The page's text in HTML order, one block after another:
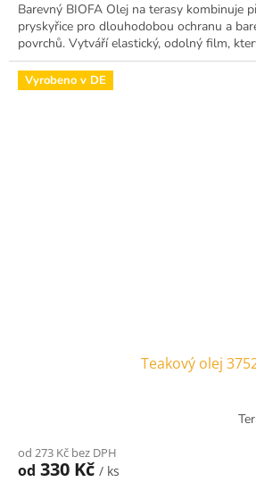
Barevný BIOFA Olej na terasy kombinuje
pryskyřice pro dlouhodobou ochranu a
povrchů. Vytváří elastický, odolný film,
Vyrobeno v DE
Teakový olej
od 273 Kč bez DPH
od 330 Kč / ks